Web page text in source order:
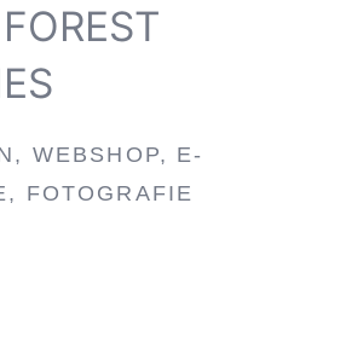
WEBSHOP, E-
FOTOGRAFIE